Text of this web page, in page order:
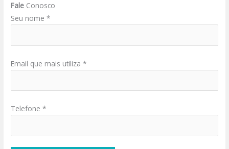
Fale Conosco
Seu nome *
Email que mais utiliza *
Telefone *